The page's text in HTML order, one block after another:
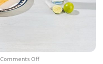
Comments Offo